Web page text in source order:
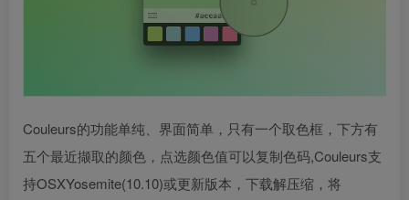
Couleurs的功能单纯、界面简单，只有一个取色框，下方有
五个最近撷取的颜色，点选颜色值可以复制色码,Couleurs支
持OSXYosemite(10.10)或更新版本，下载解压缩，将